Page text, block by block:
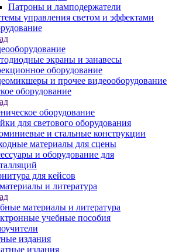
Патроны и ламподержатели
управления светом и эффектами
экраны и занавесы
оборудование
и прочее видеооборудование
оборудование
оборудование
для светового оборудования
и стальные конструкции
материалы для сцены
и оборудование для
для кейсов
и литература
материалы и литература
учебные пособия
издания
издания